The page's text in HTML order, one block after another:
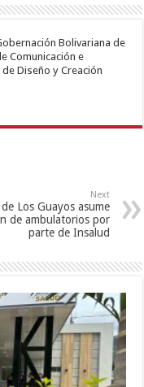
Bolivariana de
Comunicación e
Diseño y Creación
Next
Los Guayos asume
de ambulatorios por
parte de Insalud